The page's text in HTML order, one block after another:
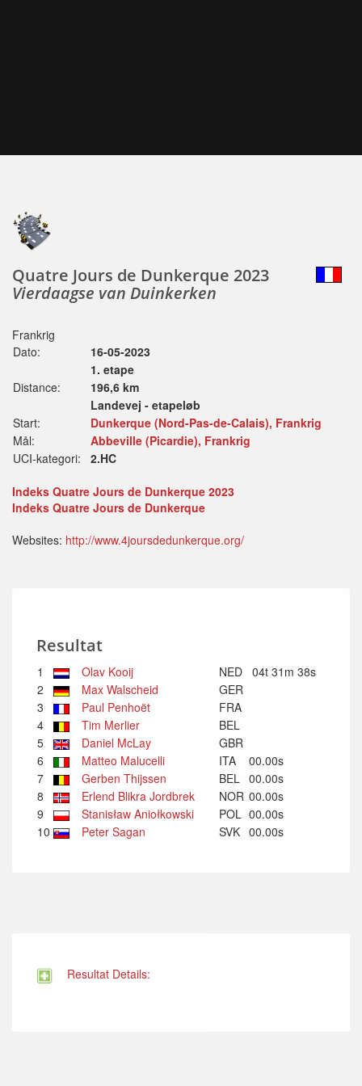
Quatre Jours de Dunkerque 2023
Vierdaagse van Duinkerken
Frankrig
Dato:
16-05-2023
1. etape
Distance:
196,6 km
Landevej - etapeløb
Start:
Dunkerque (Nord-Pas-de-Calais), Frankrig
Mål:
Abbeville (Picardie), Frankrig
UCI-kategori:
2.HC
Indeks Quatre Jours de Dunkerque 2023
Indeks Quatre Jours de Dunkerque
Websites: http://www.4joursdedunkerque.org/
Resultat
1 Olav Kooij NED 04t 31m 38s
2
Max Walscheid
GER
3
Paul Penhoët
FRA
4
Tim Merlier
BEL
5
Daniel McLay
GBR
6
Matteo Malucelli ITA
00.00s
7
Gerben Thijssen BEL 00.00s
8
Erlend Blikra Jordbrek NOR 00.00s
9
Stanisław Aniołkowski POL 00.00s
10
Peter Sagan SVK 00.00s
Resultat Details: